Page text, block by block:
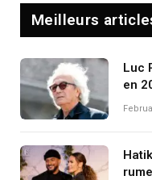
Meilleurs
Luc
en